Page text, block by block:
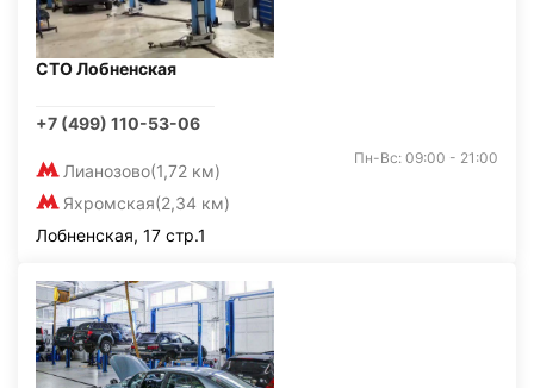
СТО Лобненская
+7 (499) 110-53-06
Лианозово(1,72 км)
Яхромская(2,34 км)
Пн-Вс: 09:00 - 21:00
Лобненская, 17 стр.1